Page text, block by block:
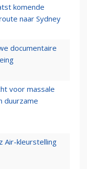
komende
naar Sydney
documentaire
voor massale
duurzame
Air-kleurstelling